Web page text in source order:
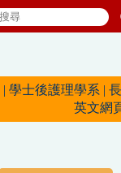
| 學士後護理學系 |
英文網